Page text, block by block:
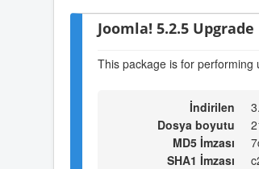
Joomla! 5.2.5
This package is for
İndirilen
Dosya boyutu
MD5 İmzası
SHA1 İmzası